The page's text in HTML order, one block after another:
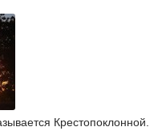
Крестопоклонной.